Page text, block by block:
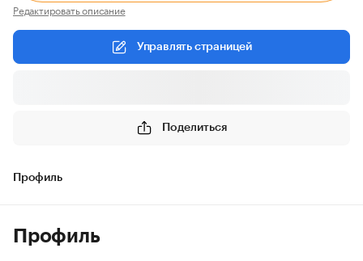
Редактировать описание
Управлять страницей
Поделиться
Профиль
Профиль